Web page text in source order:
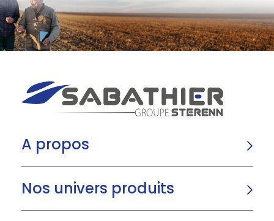
A propos
Nos univers produits